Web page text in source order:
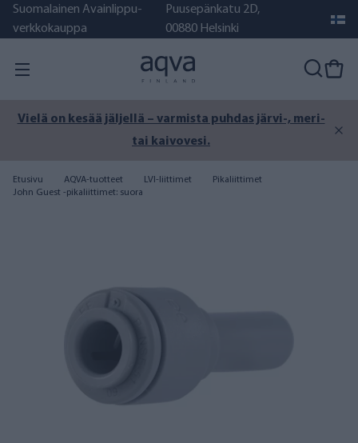
Suomalainen Avainlippu-
verkkokauppa
Puusepänkatu 2D,
00880 Helsinki
Vielä on kesää jäljellä – varmista puhdas järvi-, meri-
tai kaivovesi.
Etusivu AQVA-tuotteet LVI-liittimet
Pikaliittimet
John Guest -pikaliittimet: suora